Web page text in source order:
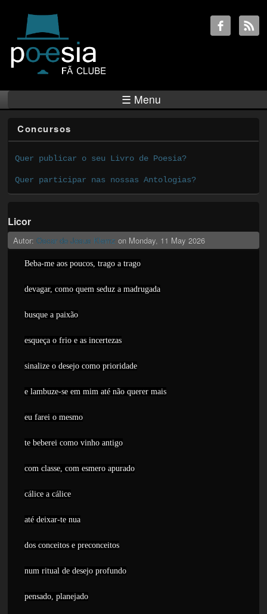
☰ Menu
Concursos
Quer publicar o seu Livro de Poesia?
Quer participar nas nossas Antologias?
Licor
Autor:Oscar de Jesus Klemz on Monday, 11 May 2026
Beba-me aos poucos, trago a trago
devagar, como quem seduz a madrugada
busque a paixão
esqueça o frio e as incertezas
sinalize o desejo como prioridade
e lambuze-se em mim até não querer mais
eu farei o mesmo
te beberei como vinho antigo
com classe, com esmero apurado
cálice a cálice
até deixar-te nua
dos conceitos e preconceitos
num ritual de desejo profundo
pensado, planejado